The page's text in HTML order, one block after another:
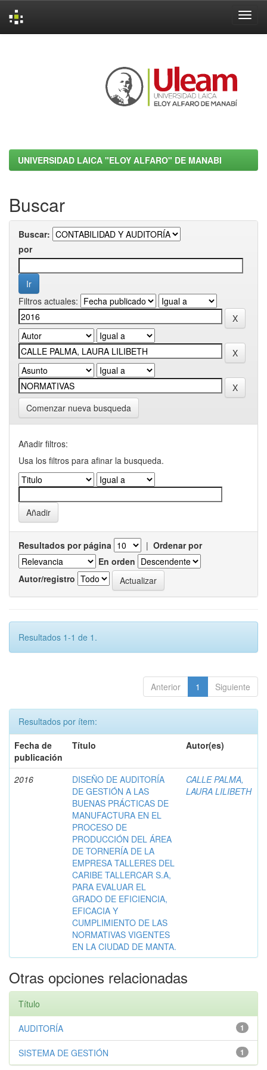
UNIVERSIDAD LAICA "ELOY ALFARO" DE MANABI
Buscar
Buscar:
por
Filtros actuales:
Comenzar nueva busqueda
Añadir filtros:
Usa los filtros para afinar la busqueda.
Resultados por página | Ordenar por
En orden
Autor/registro
Resultados 1-1 de 1.
Anterior 1 Siguiente
Resultados por ítem:
Fecha de
publicación
Título Autor(es)
2016
DISEÑO DE AUDITORÍA
DE GESTIÓN A LAS
BUENAS PRÁCTICAS DE
MANUFACTURA EN EL
PROCESO DE
PRODUCCIÓN DEL ÁREA
DE TORNERÍA DE LA
EMPRESA TALLERES DEL
CARIBE TALLERCAR S.A,
PARA EVALUAR EL
GRADO DE EFICIENCIA,
EFICACIA Y
CUMPLIMIENTO DE LAS
NORMATIVAS VIGENTES
EN LA CIUDAD DE MANTA.
CALLE PALMA,
LAURA LILIBETH
Otras opciones relacionadas
Título
1
AUDITORÍA
1
SISTEMA DE GESTIÓN